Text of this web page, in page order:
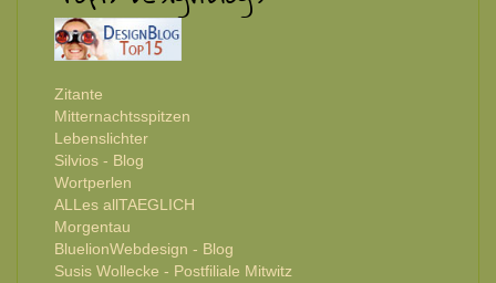
Zitante
Mitternachtsspitzen
Lebenslichter
Silvios - Blog
Wortperlen
ALLes allTAEGLICH
Morgentau
BluelionWebdesign - Blog
Susis Wollecke - Postfiliale Mitwitz